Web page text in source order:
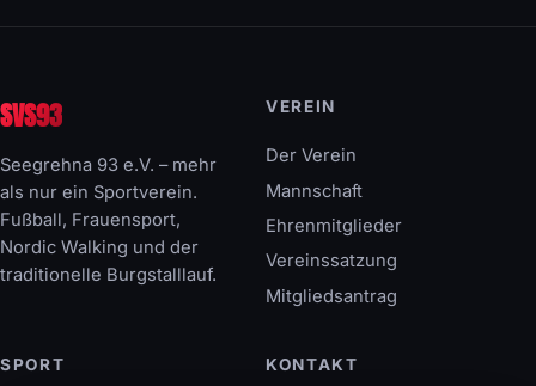
SVS93
Seegrehna 93 e.V. – mehr
als nur ein Sportverein.
Fußball, Frauensport,
Nordic Walking und der
traditionelle Burgstalllauf.
VEREIN
Der Verein
Mannschaft
Ehrenmitglieder
Vereinssatzung
Mitgliedsantrag
SPORT KONTAKT